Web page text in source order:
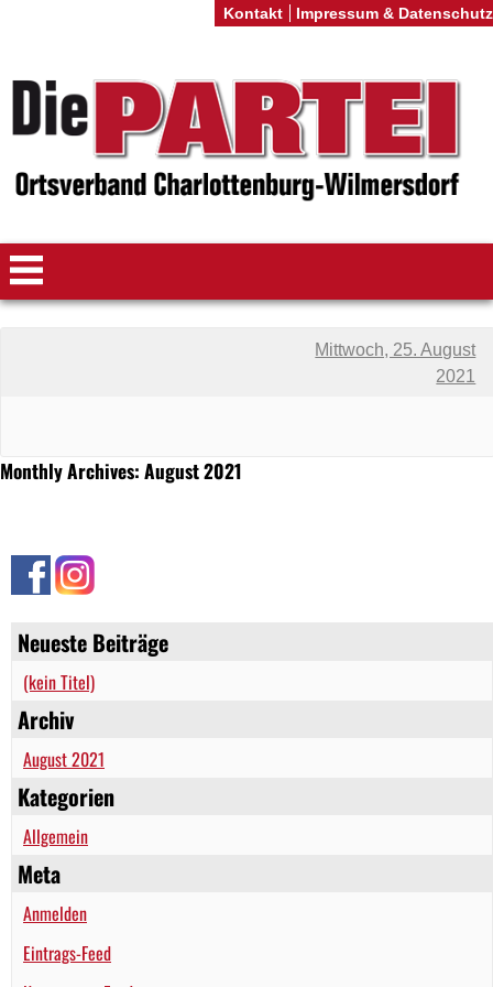
Neueste Beiträge
(kein Titel)
Archiv
August 2021
Kategorien
Allgemein
Meta
Anmelden
Eintrags-Feed
Monthly Archives: August 2021
Mittwoch, 25. August
2021
Kontakt Impressum & Datenschutz